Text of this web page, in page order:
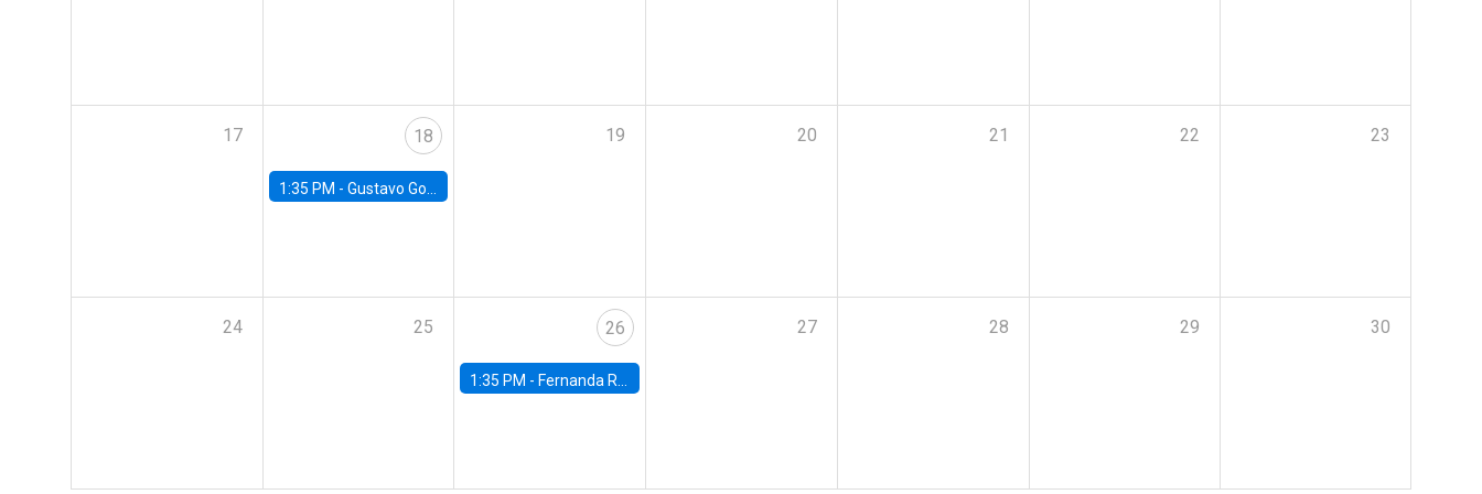
17 18
1:35 PM - Gustavo González, Banco Central de Chile
19 20 21 22 23
24 25 26
1:35 PM - Fernanda Rojas Ampuero, University of Wisconsin-Madison
27 28 29 30